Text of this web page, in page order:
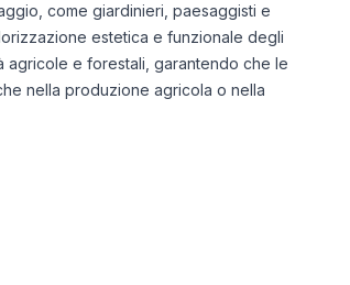
come giardinieri, paesaggisti e
estetica e funzionale degli
agricole e forestali, garantendo che le
nella produzione agricola o nella